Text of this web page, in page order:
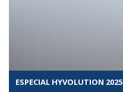
ESPECIAL HYVOLUTION 2025